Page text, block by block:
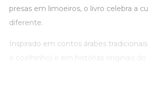
presas em limoeiros, o livro celebra a
diferente.
Inspirado em contos árabes
o coelhinho) e em histórias originais